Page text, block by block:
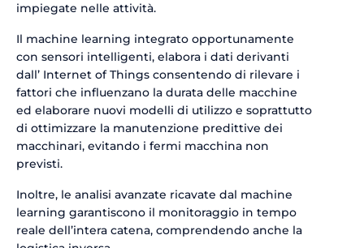
impiegate nelle attività.
Il machine learning integrato opportunamente
con sensori intelligenti, elabora i dati derivanti
dall’ Internet of Things consentendo di rilevare i
fattori che influenzano la durata delle macchine
ed elaborare nuovi modelli di utilizzo e soprattutto
di ottimizzare la manutenzione predittive dei
macchinari, evitando i fermi macchina non
previsti.
Inoltre, le analisi avanzate ricavate dal machine
learning garantiscono il monitoraggio in tempo
reale dell’intera catena, comprendendo anche la